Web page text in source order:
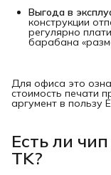
Выгода в
конструкции
регулярно
барабана
Для офиса это
стоимость печати
аргумент в пользу
Есть ли
TK?